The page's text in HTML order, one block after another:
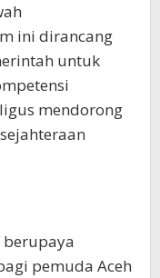
ini dirancang
untuk
mendorong
pemuda Aceh